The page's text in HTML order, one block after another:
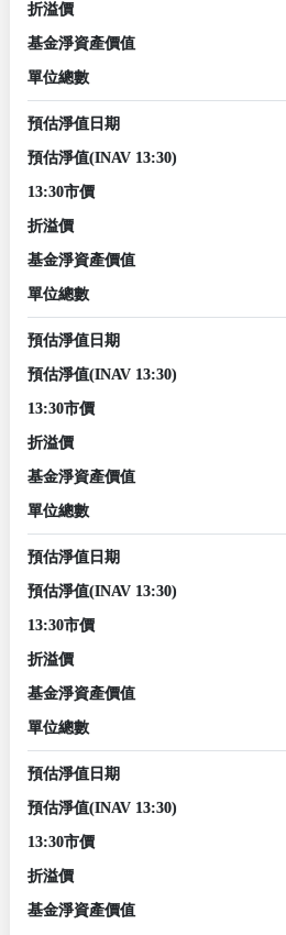
折溢價
基金淨資產價值
單位總數
預估淨值日期
預估淨值(INAV 13:30)
13:30市價
折溢價
基金淨資產價值
單位總數
預估淨值日期
預估淨值(INAV 13:30)
13:30市價
折溢價
基金淨資產價值
單位總數
預估淨值日期
預估淨值(INAV 13:30)
13:30市價
折溢價
基金淨資產價值
單位總數
預估淨值日期
預估淨值(INAV 13:30)
13:30市價
折溢價
基金淨資產價值